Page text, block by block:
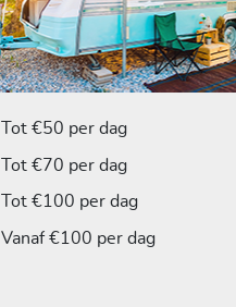
Tot €50 per dag
Tot €70 per dag
Tot €100 per dag
Vanaf €100 per dag